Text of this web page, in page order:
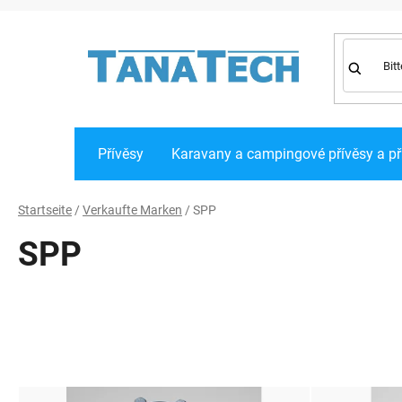
Přívěsy Karavany a campingové přívěsy a
Startseite / Verkaufte Marken / SPP
SPP